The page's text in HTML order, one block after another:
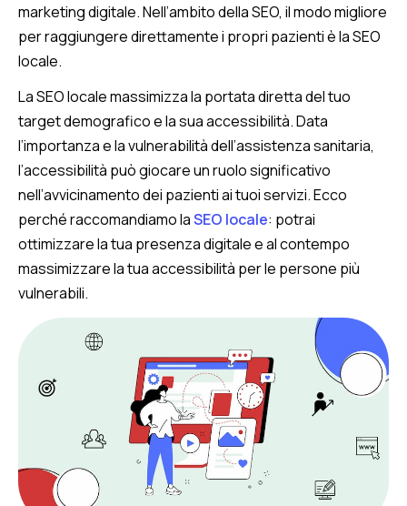
marketing digitale. Nell’ambito della SEO, il modo migliore
per raggiungere direttamente i propri pazienti è la SEO
locale.
La SEO locale massimizza la portata diretta del tuo
target demografico e la sua accessibilità. Data
l’importanza e la vulnerabilità dell’assistenza sanitaria,
l’accessibilità può giocare un ruolo significativo
nell’avvicinamento dei pazienti ai tuoi servizi. Ecco
perché raccomandiamo laSEO locale: potrai
ottimizzare la tua presenza digitale e al contempo
massimizzare la tua accessibilità per le persone più
vulnerabili.